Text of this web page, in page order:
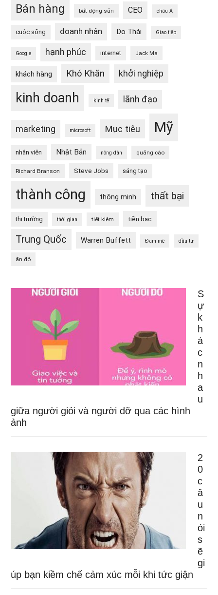
Bán hàng bất động sản CEO châu Á
cuộc sống doanh nhân Do Thái Giao tiếp
Google hạnh phúc internet Jack Ma
khách hàng Khó Khăn khởi nghiệp
kinh doanh kinh tế lãnh đạo
marketing microsoft Mục tiêu Mỹ
nhân viên Nhật Bản nông dân quảng cáo
Richard Branson Steve Jobs sáng tạo
thành công thông minh thất bại
thị trường thời gian tiết kiệm tiền bạc
Trung Quốc Warren Buffett Đam mê đầu tư
ấn độ
S
ự
k
h
á
c
n
h
a
u
giữa người giỏi và người dỡ qua các hình
ảnh
2
0
c
â
u
n
ói
s
ẽ
gi
úp bạn kiềm chế cảm xúc mỗi khi tức giận